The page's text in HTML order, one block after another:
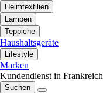
Heimtextilien
Lampen
Teppiche
Haushaltsgeräte
Lifestyle
Marken
Kundendienst in Frankreich
Suchen